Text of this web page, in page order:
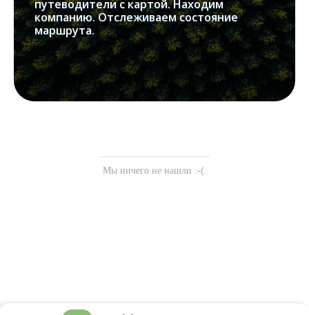
путеводители с картой. Находим
компанию. Отслеживаем состояние
маршрута.
Мы ничего не нашли :-(.